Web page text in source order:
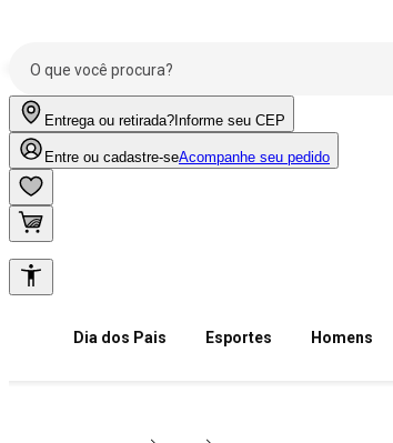
Entrega ou retirada? Informe seu CEP
Entre ou cadastre-seAcompanhe seu pedido
Dia dos Pais Esportes Homens